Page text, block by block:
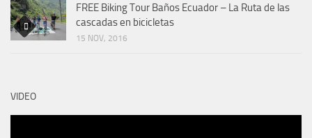
FREE Biking Tour Baños Ecuador – La Ruta de las
cascadas en bicicletas
15 NOV, 2016
VIDEO